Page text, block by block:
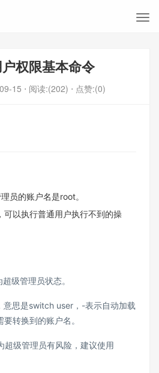
权限基本命令
15 ⋅ 阅读:(202) ⋅ 点赞:(0)
员的账户名是root。
可以执行普通用户执行不到的操
级管理员状态。
意思是switch user，-表示自动加载
转换到的账户名。
超级管理员有风险，建议使用